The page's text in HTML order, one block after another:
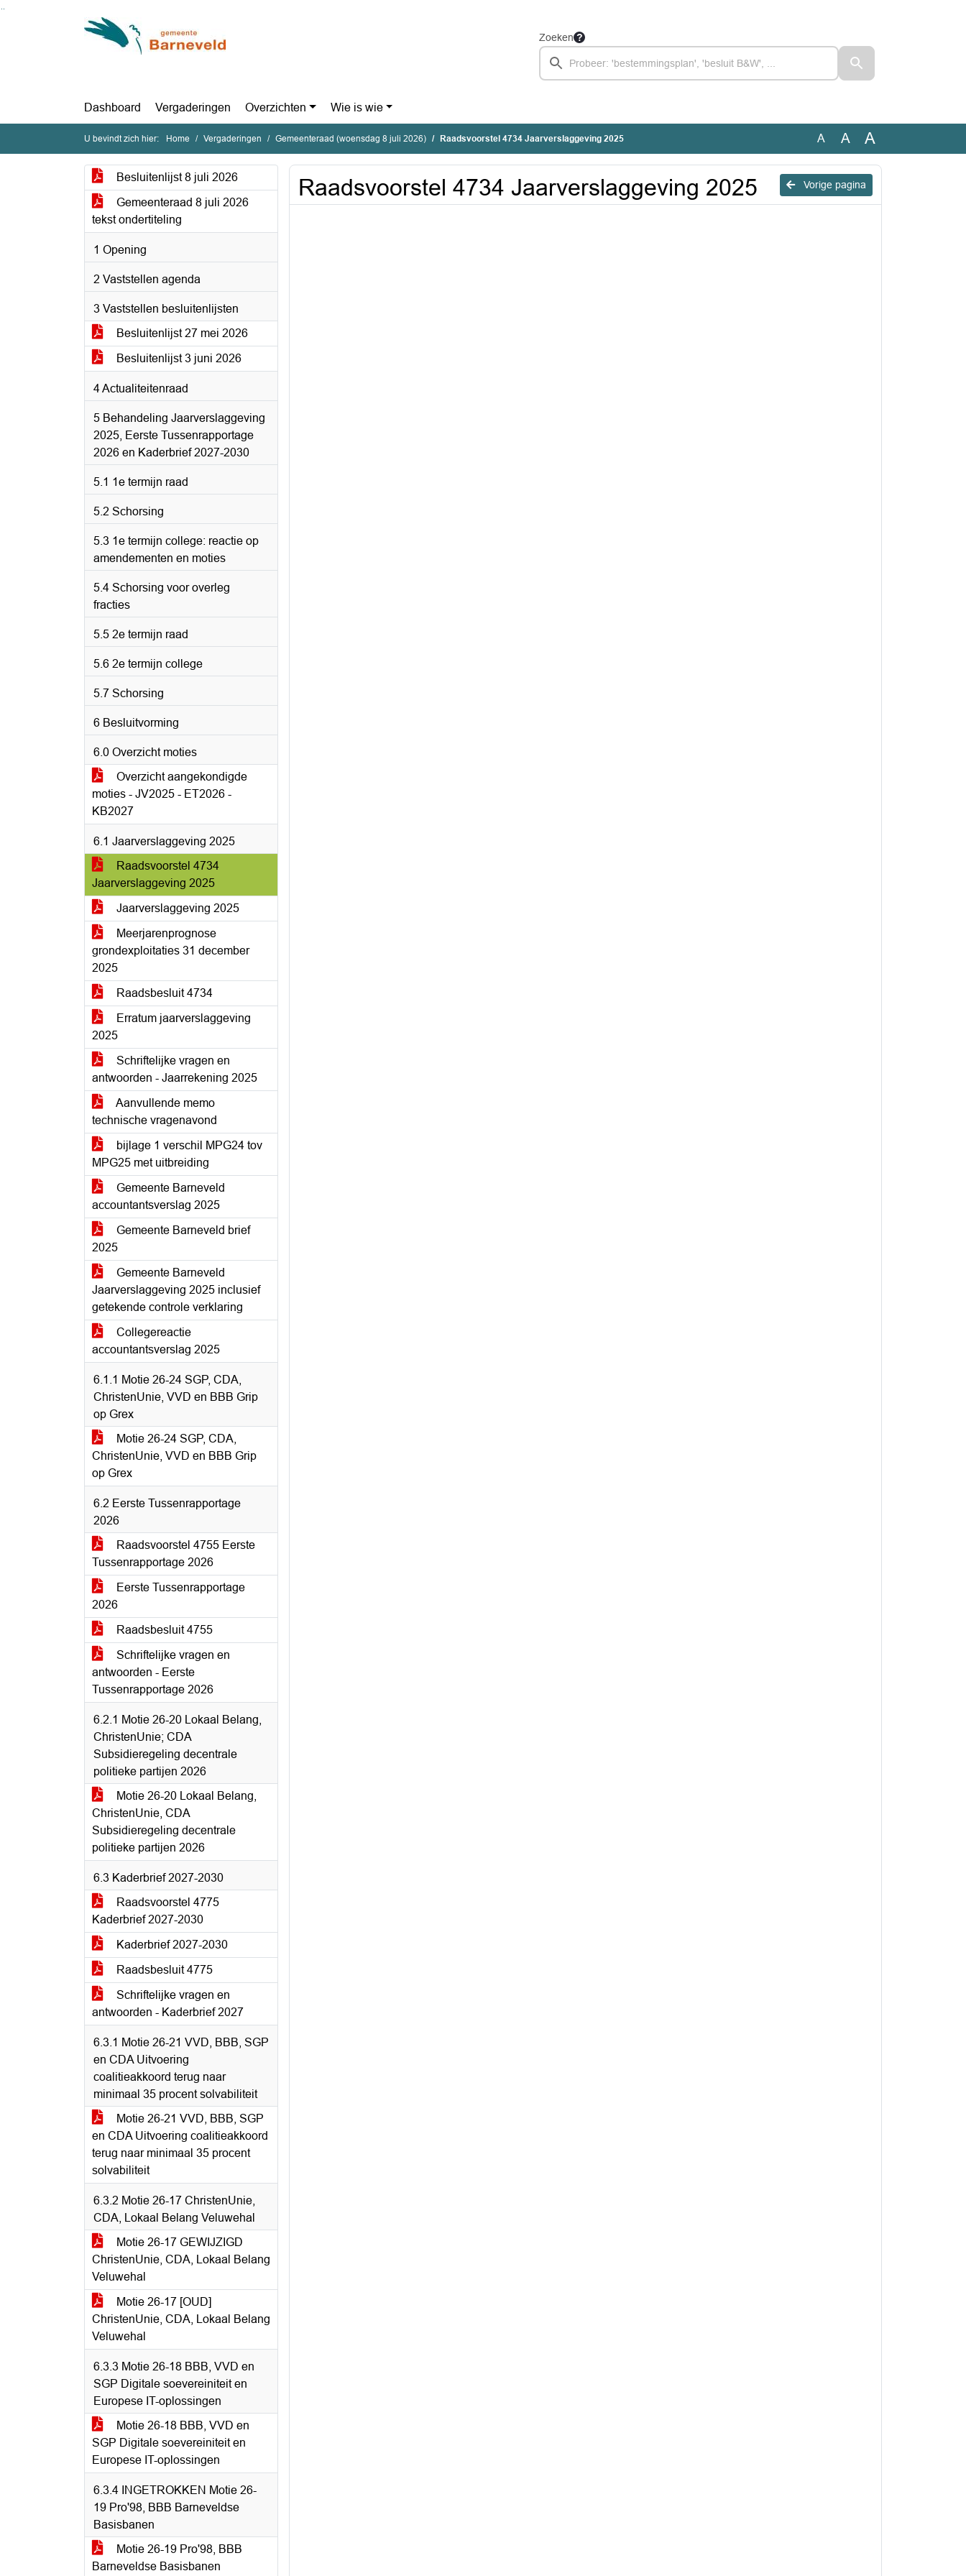
Ga naar de inhoud van deze pagina
Ga naar het zoeken
Zoeken
Dashboard Vergaderingen Overzichten Wie is wie
U bevindt zich hier: Home Vergaderingen Gemeenteraad (woensdag 8 juli 2026) Raadsvoorstel 4734 Jaarverslaggeving 2025 A A A
Besluitenlijst 8 juli 2026
Gemeenteraad 8 juli 2026
tekst ondertiteling
1 Opening
2 Vaststellen agenda
3 Vaststellen besluitenlijsten
Besluitenlijst 27 mei 2026
Besluitenlijst 3 juni 2026
4 Actualiteitenraad
5 Behandeling Jaarverslaggeving
2025, Eerste Tussenrapportage
2026 en Kaderbrief 2027-2030
5.1 1e termijn raad
5.2 Schorsing
5.3 1e termijn college: reactie op
amendementen en moties
5.4 Schorsing voor overleg
fracties
5.5 2e termijn raad
5.6 2e termijn college
5.7 Schorsing
6 Besluitvorming
6.0 Overzicht moties
Overzicht aangekondigde
moties - JV2025 - ET2026 -
KB2027
6.1 Jaarverslaggeving 2025
Raadsvoorstel 4734
Jaarverslaggeving 2025
Jaarverslaggeving 2025
Meerjarenprognose
grondexploitaties 31 december
2025
Raadsbesluit 4734
Erratum jaarverslaggeving
2025
Schriftelijke vragen en
antwoorden - Jaarrekening 2025
Aanvullende memo
technische vragenavond
bijlage 1 verschil MPG24 tov
MPG25 met uitbreiding
Gemeente Barneveld
accountantsverslag 2025
Gemeente Barneveld brief
2025
Gemeente Barneveld
Jaarverslaggeving 2025 inclusief
getekende controle verklaring
Collegereactie
accountantsverslag 2025
6.1.1 Motie 26-24 SGP, CDA,
ChristenUnie, VVD en BBB Grip
op Grex
Motie 26-24 SGP, CDA,
ChristenUnie, VVD en BBB Grip
op Grex
6.2 Eerste Tussenrapportage
2026
Raadsvoorstel 4755 Eerste
Tussenrapportage 2026
Eerste Tussenrapportage
2026
Raadsbesluit 4755
Schriftelijke vragen en
antwoorden - Eerste
Tussenrapportage 2026
6.2.1 Motie 26-20 Lokaal Belang,
ChristenUnie; CDA
Subsidieregeling decentrale
politieke partijen 2026
Motie 26-20 Lokaal Belang,
ChristenUnie, CDA
Subsidieregeling decentrale
politieke partijen 2026
6.3 Kaderbrief 2027-2030
Raadsvoorstel 4775
Kaderbrief 2027-2030
Kaderbrief 2027-2030
Raadsbesluit 4775
Schriftelijke vragen en
antwoorden - Kaderbrief 2027
6.3.1 Motie 26-21 VVD, BBB, SGP
en CDA Uitvoering
coalitieakkoord terug naar
minimaal 35 procent solvabiliteit
Motie 26-21 VVD, BBB, SGP
en CDA Uitvoering coalitieakkoord
terug naar minimaal 35 procent
solvabiliteit
6.3.2 Motie 26-17 ChristenUnie,
CDA, Lokaal Belang Veluwehal
Motie 26-17 GEWIJZIGD
ChristenUnie, CDA, Lokaal Belang
Veluwehal
Motie 26-17 [OUD]
ChristenUnie, CDA, Lokaal Belang
Veluwehal
6.3.3 Motie 26-18 BBB, VVD en
SGP Digitale soevereiniteit en
Europese IT-oplossingen
Motie 26-18 BBB, VVD en
SGP Digitale soevereiniteit en
Europese IT-oplossingen
6.3.4 INGETROKKEN Motie 26-
19 Pro'98, BBB Barneveldse
Basisbanen
Motie 26-19 Pro'98, BBB
Barneveldse Basisbanen
Vorige pagina
Raadsvoorstel 4734 Jaarverslaggeving 2025